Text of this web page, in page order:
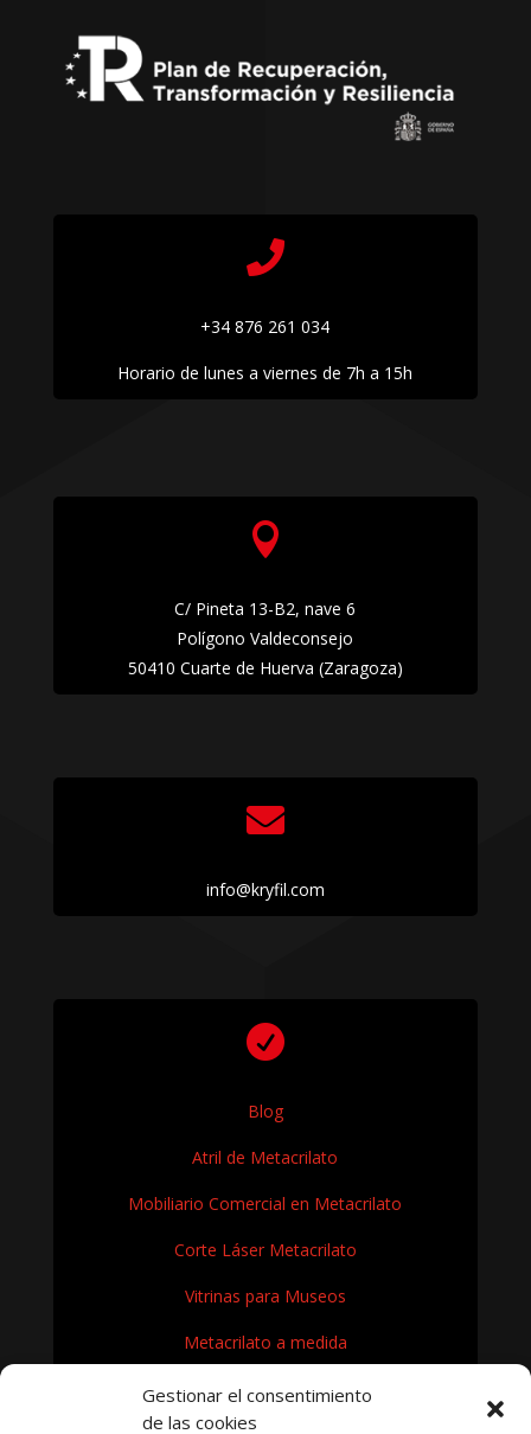
Gestionar el consentimiento
de las cookies

+34 876 261 034
Horario de lunes a viernes de 7h a 15h

C/ Pineta 13-B2, nave 6
Polígono Valdeconsejo
50410 Cuarte de Huerva (Zaragoza)

info@kryfil.com

Blog
Atril de Metacrilato
Mobiliario Comercial en Metacrilato
Corte Láser Metacrilato
Vitrinas para Museos
Metacrilato a medida
Rótulos en Metacrilato